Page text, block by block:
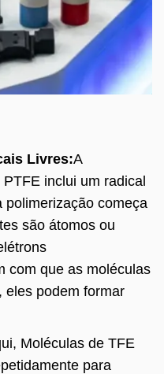
Livres:A
inclui um radical
polimerização começa
são átomos ou
com que as moléculas
eles podem formar
Moléculas de TFE
para